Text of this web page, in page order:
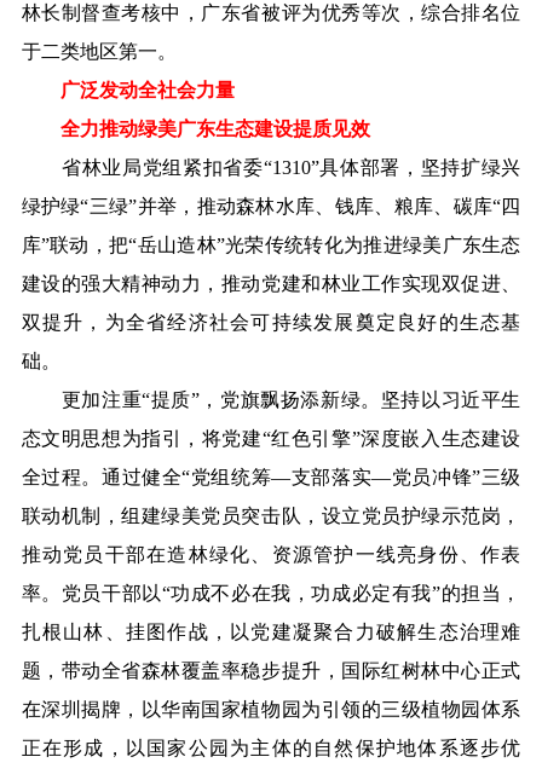
林长制督查考核中，广东省被评为优秀等次，综合排名位
于二类地区第一。
广泛发动全社会力量
全力推动绿美广东生态建设提质见效
省林业局党组紧扣省委“1310”具体部署，坚持扩绿兴
绿护绿“三绿”并举，推动森林水库、钱库、粮库、碳库“四
库”联动，把“岳山造林”光荣传统转化为推进绿美广东生态
建设的强大精神动力，推动党建和林业工作实现双促进、
双提升，为全省经济社会可持续发展奠定良好的生态基
础。
更加注重“提质”，党旗飘扬添新绿。坚持以习近平生
态文明思想为指引，将党建“红色引擎”深度嵌入生态建设
全过程。通过健全“党组统筹—支部落实—党员冲锋”三级
联动机制，组建绿美党员突击队，设立党员护绿示范岗，
推动党员干部在造林绿化、资源管护一线亮身份、作表
率。党员干部以“功成不必在我，功成必定有我”的担当，
扎根山林、挂图作战，以党建凝聚合力破解生态治理难
题，带动全省森林覆盖率稳步提升，国际红树林中心正式
在深圳揭牌，以华南国家植物园为引领的三级植物园体系
正在形成，以国家公园为主体的自然保护地体系逐步优